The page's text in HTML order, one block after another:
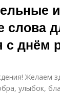
и
слова
с днём
Желаем
улыбок,